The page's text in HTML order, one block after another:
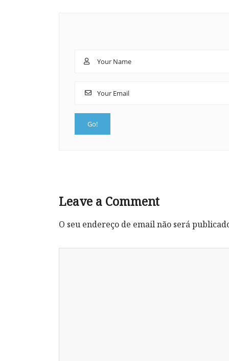
Leave a Comment
O seu endereço de email não será